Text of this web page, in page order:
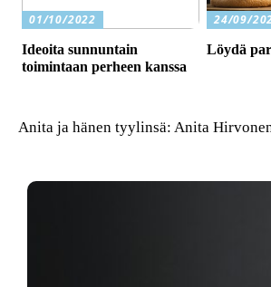
01/10/2022
Ideoita sunnuntain
toimintaan perheen kanssa
24/09/
Löydä
Anita ja hänen tyylinsä: Anita